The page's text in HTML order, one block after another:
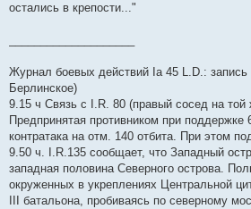
остались в крепости..."
Журнал боевых действий Iа 45 L.D.:
Берлинское)
9.15 ч Связь с I.R. 80 (правый сосед на той
Предпринятая противником при поддержке
контратака на отм. 140 отбита. При этом
9.50 ч. I.R.135 сообщает, что Западный
западная половина Северного острова.
окруженных в укреплениях Центральной
III батальона, пробиваясь по северному